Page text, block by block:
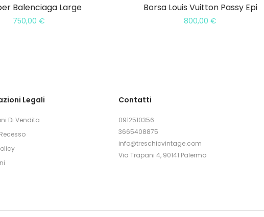
Balenciaga Large
750,00 €
Borsa Louis Vuitton Passy Epi
800,00 €
Legali
Di Vendita
Contatti
0912510356
3665408875
info@treschicvintage.com
Via Trapani 4, 90141 Palermo